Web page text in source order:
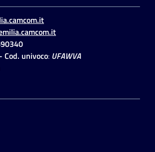
univoco: UFAWVA